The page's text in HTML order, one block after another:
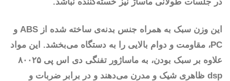
این وزن سبک به همراه جنس بدنه‌ی ساخته شده از ABS و
PC، مقاومت و دوام بالایی را به دستگاه می‌بخشد. این مواد
علاوه بر سبک بودن، به ماساژور تفنگی دی اس پی ۸۰۰۲۵
dsp ظاهری شیک و مدرن می‌دهند و در برابر ضربات و